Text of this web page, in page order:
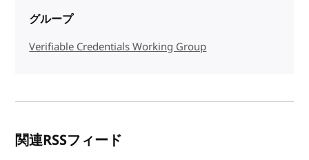
グループ
Verifiable Credentials Working Group
関連RSSフィード